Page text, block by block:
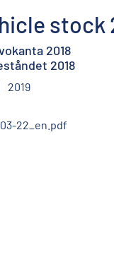
stock
2018
2018
2019
22_en.pdf